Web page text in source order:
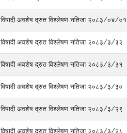
विषादी अवशेष द्रुत विश्लेषण नतिजा २०८३/०४/०१
विषादी अवशेष द्रुत विश्लेषण नतिजा २०८३/३/३२
विषादी अवशेष द्रुत विश्लेषण नतिजा २०८३/३/३१
विषादी अवशेष द्रुत विश्लेषण नतिजा २०८३/३/३०
विषादी अवशेष द्रुत विश्लेषण नतिजा २०८३/३/२९
विषादी अवशेष द्रुत विश्लेषण नतिजा २०८३/३/२८